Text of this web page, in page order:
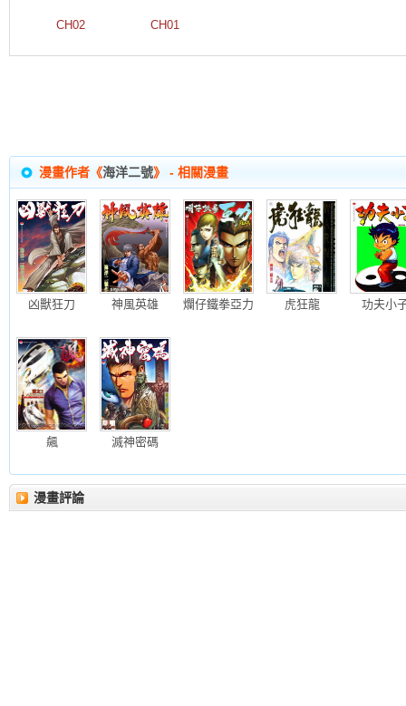
CH02 CH01
漫畫作者《海洋二號》 - 相關漫畫
凶獸狂刀 神風英雄 爛仔鐵拳亞力 虎狂龍 功夫小
飆 滅神密碼
漫畫評論